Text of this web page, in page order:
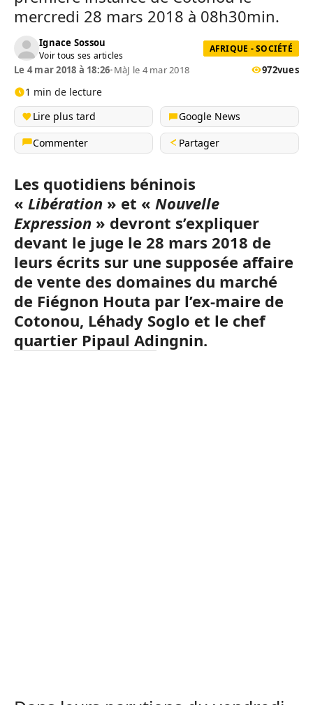
mercredi 28 mars 2018 à 08h30min.
Ignace Sossou
Voir tous ses articles
AFRIQUE - SOCIÉTÉ
Le 4 mar 2018 à 18:26•MàJ le 4 mar 2018 972vues
1 min de lecture
Lire plus tard
Google News
Commenter
Partager
Les quotidiens béninois
« Libération » et « Nouvelle
Expression » devront s’expliquer
devant le juge le 28 mars 2018 de
leurs écrits sur une supposée affaire
de vente des domaines du marché
de Fiégnon Houta par l’ex-maire de
Cotonou, Léhady Soglo et le chef
quartier Pipaul Adingnin.